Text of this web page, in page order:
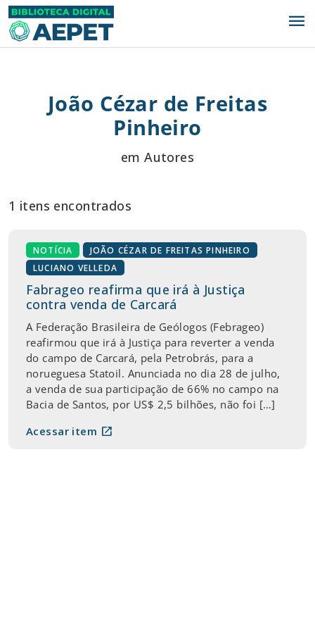
menu
João Cézar de Freitas
Pinheiro
em Autores
1 itens encontrados
NOTÍCIA
JOÃO CÉZAR DE FREITAS PINHEIRO
LUCIANO VELLEDA
Fabrageo reafirma que irá à Justiça
contra venda de Carcará
A Federação Brasileira de Geólogos (Febrageo)
reafirmou que irá à Justiça para reverter a venda
do campo de Carcará, pela Petrobrás, para a
norueguesa Statoil. Anunciada no dia 28 de julho,
a venda de sua participação de 66% no campo na
Bacia de Santos, por US$ 2,5 bilhões, não foi […]
Acessar item open_in_new